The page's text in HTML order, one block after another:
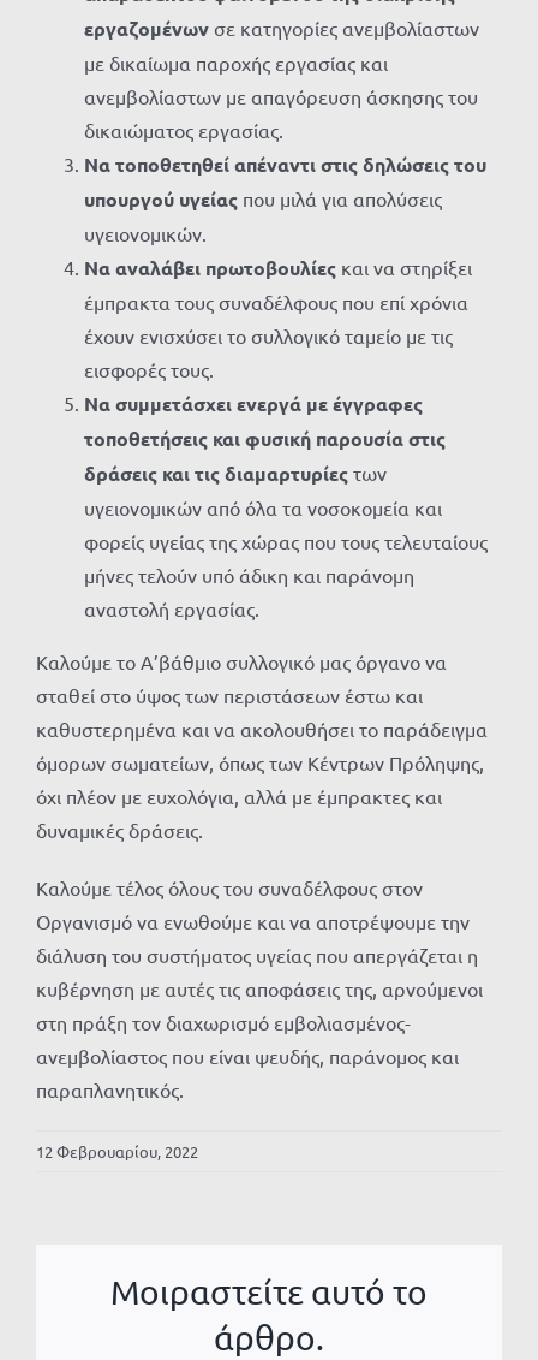
εργαζομένων σε κατηγορίες ανεμβολίαστων
με δικαίωμα παροχής εργασίας και
ανεμβολίαστων με απαγόρευση άσκησης του
δικαιώματος εργασίας.
Να τοποθετηθεί απέναντι στις δηλώσεις του
υπουργού υγείας που μιλά για απολύσεις
υγειονομικών.
Να αναλάβει πρωτοβουλίες και να στηρίξει
έμπρακτα τους συναδέλφους που επί χρόνια
έχουν ενισχύσει το συλλογικό ταμείο με τις
εισφορές τους.
Να συμμετάσχει ενεργά με έγγραφες
τοποθετήσεις και φυσική παρουσία στις
δράσεις και τις διαμαρτυρίες των
υγειονομικών από όλα τα νοσοκομεία και
φορείς υγείας της χώρας που τους τελευταίους
μήνες τελούν υπό άδικη και παράνομη
αναστολή εργασίας.
Καλούμε το Α’βάθμιο συλλογικό μας όργανο να
σταθεί στο ύψος των περιστάσεων έστω και
καθυστερημένα και να ακολουθήσει το παράδειγμα
όμορων σωματείων, όπως των Κέντρων Πρόληψης,
όχι πλέον με ευχολόγια, αλλά με έμπρακτες και
δυναμικές δράσεις.
Καλούμε τέλος όλους του συναδέλφους στον
Οργανισμό να ενωθούμε και να αποτρέψουμε την
διάλυση του συστήματος υγείας που απεργάζεται η
κυβέρνηση με αυτές τις αποφάσεις της, αρνούμενοι
στη πράξη τον διαχωρισμό εμβολιασμένος-
ανεμβολίαστος που είναι ψευδής, παράνομος και
παραπλανητικός.
12 Φεβρουαρίου, 2022
Μοιραστείτε αυτό το
άρθρο.